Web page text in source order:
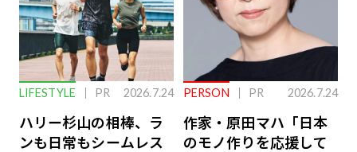
LIFESTYLE PR 2026.7.24
ハリー杉山の相棒、ラ
ンも日常もシームレス
PERSON PR 2026.7.24
作家・原田マハ「日本
のモノ作りを応援して